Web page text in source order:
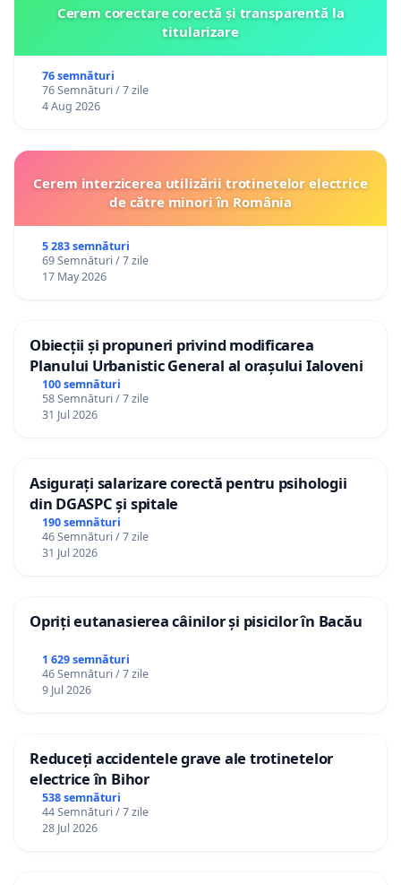
Cerem corectare corectă și transparentă la
titularizare
76 semnături
76 Semnături / 7 zile
4 Aug 2026
Cerem interzicerea utilizării trotinetelor electrice
de către minori în România
5 283 semnături
69 Semnături / 7 zile
17 May 2026
Obiecții și propuneri privind modificarea
Planului Urbanistic General al orașului Ialoveni
100 semnături
58 Semnături / 7 zile
31 Jul 2026
Asigurați salarizare corectă pentru psihologii
din DGASPC și spitale
190 semnături
46 Semnături / 7 zile
31 Jul 2026
Opriți eutanasierea câinilor și pisicilor în Bacău
1 629 semnături
46 Semnături / 7 zile
9 Jul 2026
Reduceți accidentele grave ale trotinetelor
electrice în Bihor
538 semnături
44 Semnături / 7 zile
28 Jul 2026